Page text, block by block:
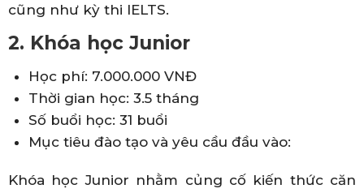
cũng như kỳ thi IELTS.
2. Khóa học Junior
Học phí: 7.000.000 VNĐ
Thời gian học: 3.5 tháng
Số buổi học: 31 buổi
Mục tiêu đào tạo và yêu cầu đầu vào:
Khóa học Junior nhằm củng cố kiến thức căn